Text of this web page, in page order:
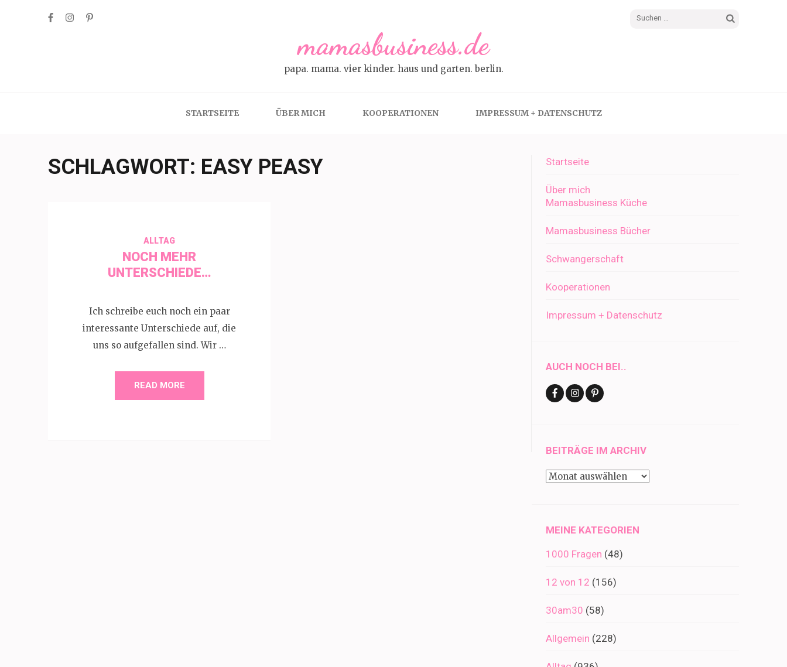
Suchen
mamasbusiness.de
papa. mama. vier kinder. haus und garten. berlin.
STARTSEITE ÜBER MICH KOOPERATIONEN IMPRESSUM + DATENSCHUTZ
SCHLAGWORT: EASY PEASY
ALLTAG
NOCH MEHR
UNTERSCHIEDE…
Ich schreibe euch noch ein paar
interessante Unterschiede auf, die
uns so aufgefallen sind. Wir …
READ MORE
Startseite
Über mich
Mamasbusiness Küche
Mamasbusiness Bücher
Schwangerschaft
Kooperationen
Impressum + Datenschutz
AUCH NOCH BEI..
BEITRÄGE IM ARCHIV
Beiträge
MEINE KATEGORIEN
1000 Fragen (48)
12 von 12 (156)
30am30 (58)
Allgemein (228)